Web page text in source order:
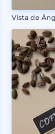
Vista de